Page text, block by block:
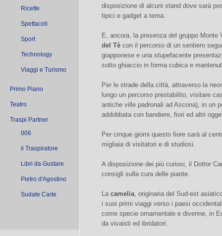
Ricette
Spettacoli
Sport
Technology
Viaggi e Turismo
Primo Piano
Teatro
Traspi Partner
006
il Traspiratore
Libri da Gustare
Pietro d'Agostino
Sudate Carte
disposizione di alcuni stand dove sarà
tipici e gadget a tema.
E, ancora, la presenza del gruppo
del Tè con il percorso di un sentiero
giapponese e una stupefacente
sotto ghiaccio in forma cubica e
Per le strade della città, attraverso la
lungo un percorso prestabilito, visitare
antiche ville padronali ad Ascona), in un
addobbata con bandiere, fiori ed altri
Per cinque giorni questo fiore sarà al
migliaia di visitatori e di studiosi.
A disposizione dei più curiosi, il Dottor
consigli sulla cura delle piante.
La camelia, originaria del Sud-est
i suoi primi viaggi verso i paesi
come specie ornamentale e divenne, in
da vivaisti ed ibridatori.